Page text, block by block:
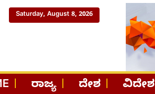
Saturday, August 8, 2026
ರಾಜ್ಯ ದೇಶ ವಿದೇಶ